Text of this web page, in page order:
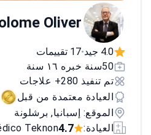
Oliver
4.0 جيد •17 تقييمات
50سنة خبره ١٦ سنة
تم تنفيذ 280+ علاجات
العيادة معتمدة من قبل
الموقع: إسبانيا, برشلونة
العيادة:
4.7
Teknon